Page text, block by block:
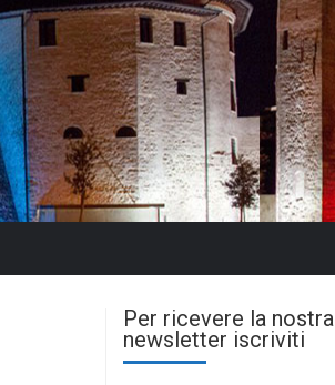
Per ricevere la nostra
newsletter iscriviti